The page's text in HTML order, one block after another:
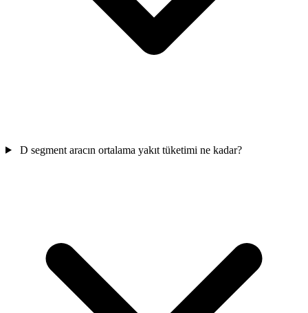
D segment aracın ortalama yakıt tüketimi ne kadar?